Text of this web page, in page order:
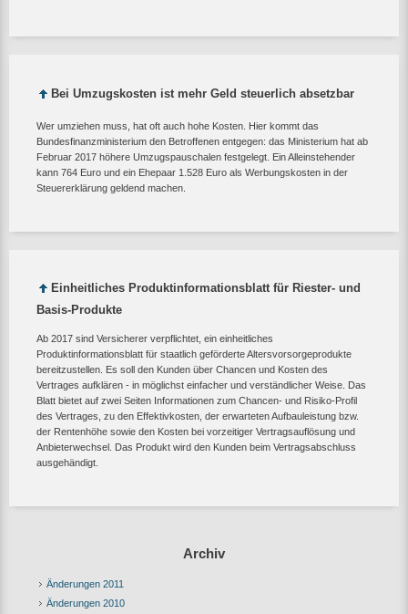
Archiv
Änderungen 2011
Änderungen 2010
Bei Umzugskosten ist mehr Geld steuerlich absetzbar
Wer umziehen muss, hat oft auch hohe Kosten. Hier kommt das
Bundesfinanzministerium den Betroffenen entgegen: das Ministerium hat ab
Februar 2017 höhere Umzugspauschalen festgelegt. Ein Alleinstehender
kann 764 Euro und ein Ehepaar 1.528 Euro als Werbungskosten in der
Steuererklärung geldend machen.
Einheitliches Produktinformationsblatt für Riester- und
Basis-Produkte
Ab 2017 sind Versicherer verpflichtet, ein einheitliches
Produktinformationsblatt für staatlich geförderte Altersvorsorgeprodukte
bereitzustellen. Es soll den Kunden über Chancen und Kosten des
Vertrages aufklären - in möglichst einfacher und verständlicher Weise. Das
Blatt bietet auf zwei Seiten Informationen zum Chancen- und Risiko-Profil
des Vertrages, zu den Effektivkosten, der erwarteten Aufbauleistung bzw.
der Rentenhöhe sowie den Kosten bei vorzeitiger Vertragsauflösung und
Anbieterwechsel. Das Produkt wird den Kunden beim Vertragsabschluss
ausgehändigt.